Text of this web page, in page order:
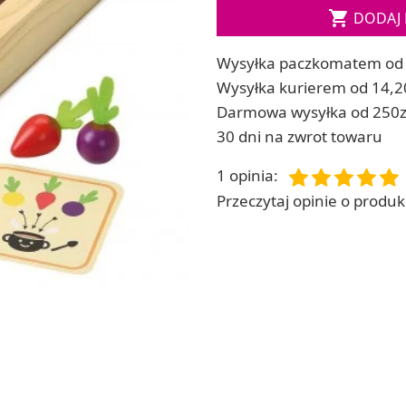
ręcznych
Dodatki: barwniki i zapachy
RZEŹBA, GLINY I ODLEWY
Lepienie i rzeźbienie
Odlewy dekoracyjne
Modelowanie dla dzieci
 DODAJ
Wysyłka paczkomatem od
Wysyłka kurierem od
Darmowa wysyłka od
30 dni na zwrot towaru
1 opinia:
Przeczytaj opinie o